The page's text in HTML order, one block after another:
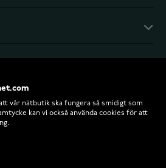
vår nätbutik ska fungera så smidigt som
kan vi också använda cookies för att